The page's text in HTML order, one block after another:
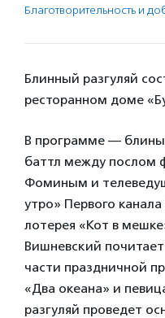
Благотвори­тель­ность и
Блинный разгуляй
ресторанном доме
В программе —
баттл между послом
Фоминым и
утро» Первого
лотерея «Кот в
Вишневский
части праздничной
«Два океана» и
разгуляй проведет